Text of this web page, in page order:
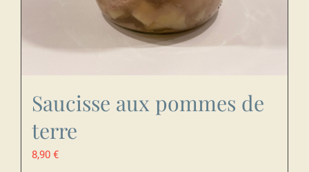
Saucisse aux pommes de
terre
8,90 €